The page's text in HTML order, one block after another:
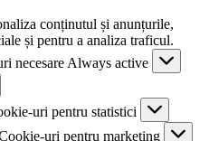
conținutul și anunțurile,
și pentru a analiza traficul.
necesare Always active
uri pentru statistici
uri pentru marketing